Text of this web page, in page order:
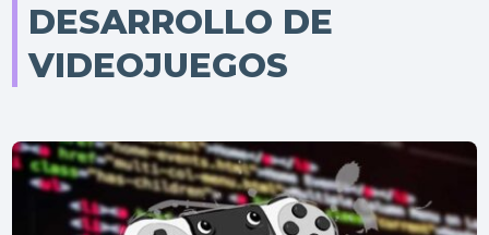
DESARROLLO DE
VIDEOJUEGOS